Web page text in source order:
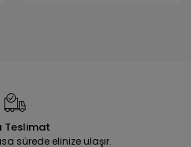
Teslimat
sürede elinize ulaşır.